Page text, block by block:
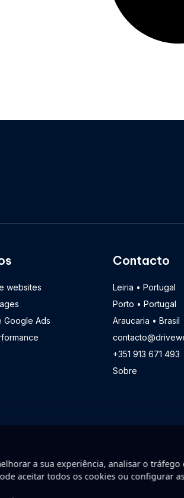
websites
Google Ads
Contacto
Leiria • Portugal
Porto • Portugal
Araucaria • Brasil
+351 913 671 493
Sobre
a sua experiência, analisar o tráfego
aceitar todos os cookies ou configurar